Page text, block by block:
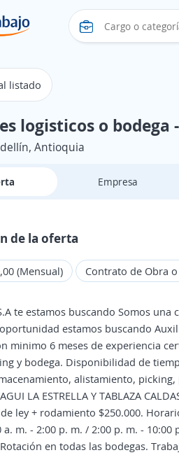
listado
logisticos o bodega
Antioquia
Empresa
de la oferta
(Mensual) Contrato de Obra
S.A te estamos buscando Somos
estamos buscando
minimo 6 meses de experiencia
y bodega. Disponibilidad de
alistamiento, picking,
LA ESTRELLA Y TABLAZA
ley + rodamiento $250.000.
m. - 2:00 p. m. / 2:00 p. m. -
en todas las bodegas.